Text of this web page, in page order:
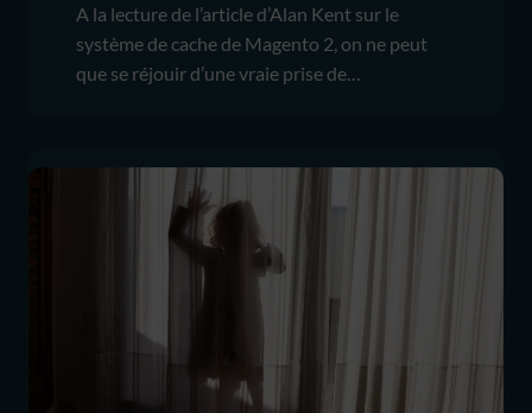
A la lecture de l’article d’Alan Kent sur le
système de cache de Magento 2, on ne peut
que se réjouir d’une vraie prise de…